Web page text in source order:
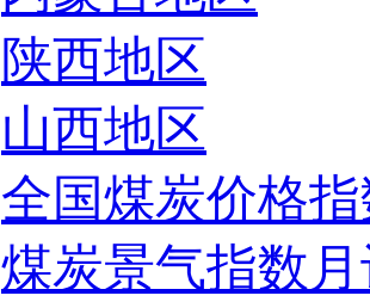
陕西地区
山西地区
全国煤炭价格
煤炭景气指数